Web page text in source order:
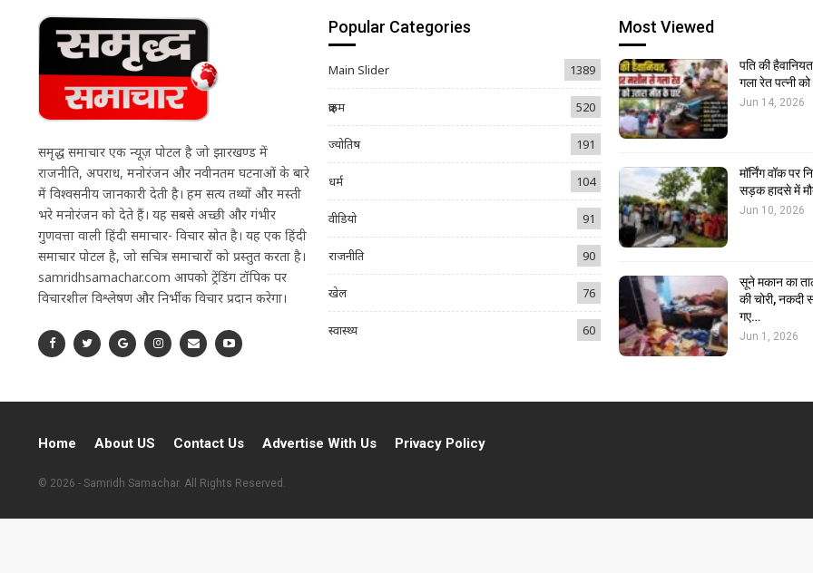
समृद्ध समाचार एक न्यूज़ पोर्टल है जो झारखण्ड में
राजनीति, अपराध, मनोरंजन और नवीनतम घटनाओं के बारे
में विश्वसनीय जानकारी देती है। हम सत्य तथ्यों और मस्ती
भरे मनोरंजन को देते हैं। यह सबसे अच्छी और गंभीर
गुणवत्ता वाली हिंदी समाचार- विचार स्रोत है। यह एक हिंदी
समाचार पोर्टल है, जो सचित्र समाचारों को प्रस्तुत करता है।
samridhsamachar.com आपको ट्रेंडिंग टॉपिक पर
विचारशील विश्लेषण और निर्भीक विचार प्रदान करेगा।
Popular Categories
Main Slider 1389
क्राइम 520
ज्योतिष 191
धर्म 104
वीडियो 91
राजनीति 90
खेल 76
स्वास्थ्य 60
Most Viewed
पति की
गला रेत पत्नी
Jun 14, 2026
मॉर्निंग वॉक पर
सड़क हादसे में
Jun 10, 2026
सूने मकान का
की चोरी, नकदी
गए…
Jun 1, 2026
Home About US Contact Us Advertise With Us Privacy Policy
© 2026 - Samridh Samachar. All Rights Reserved.